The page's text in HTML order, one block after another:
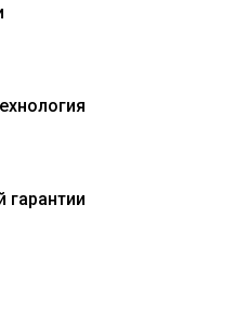
гарантии